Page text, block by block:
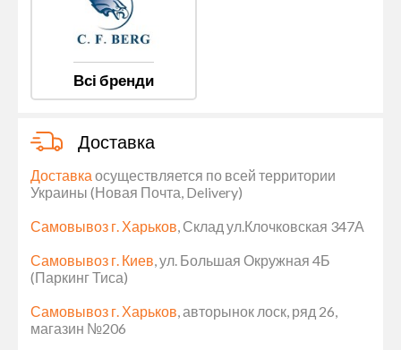
Всі бренди
Доставка
Доставка осуществляется по всей территории
Украины (Новая Почта, Delivery)
Самовывоз г. Харьков, Склад ул.Клочковская 347А
Самовывоз г. Киев, ул. Большая Окружная 4Б
(Паркинг Тиса)
Самовывоз г. Харьков, авторынок лоск, ряд 26,
магазин №206